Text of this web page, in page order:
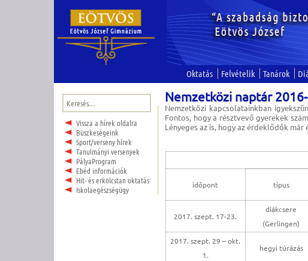
Oktatás Felvételik Tanárok
Keresés:
Vissza a hírek oldalra
Büszkeségeink
Sport/verseny hírek
Tanulmányi versenyek
PályaProgram
Ebéd információk
Hit- és erkölcstan oktatás
Iskolaegészségügy
Nemzetközi naptár
Nemzetközi kapcsolatainkban
Fontos, hogy a résztvevő gyerekek
Lényeges az is, hogy az érdeklődők
időpont típus
2017. szept. 17-23.
diákcsere
(Gerlingen)
2017. szept. 29 – okt.
1.
hegyi túrázás